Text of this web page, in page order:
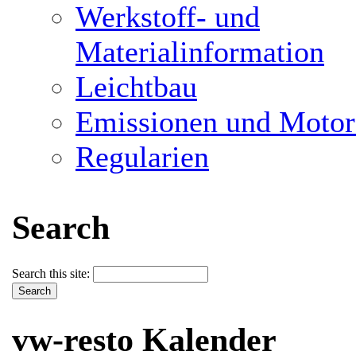
Werkstoff- und
Materialinformation
Leichtbau
Emissionen und
Regularien
Search
Search this site:
vw-resto Kalender